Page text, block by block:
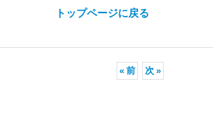
トップページに戻る
« 前 次 »